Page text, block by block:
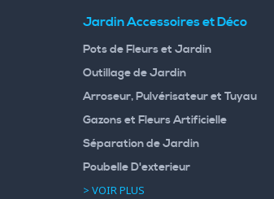
Jardin Accessoires et Déco
Pots de Fleurs et Jardin
Outillage de Jardin
Arroseur, Pulvérisateur et Tuyau
Gazons et Fleurs Artificielle
Séparation de Jardin
Poubelle D'exterieur
> VOIR PLUS